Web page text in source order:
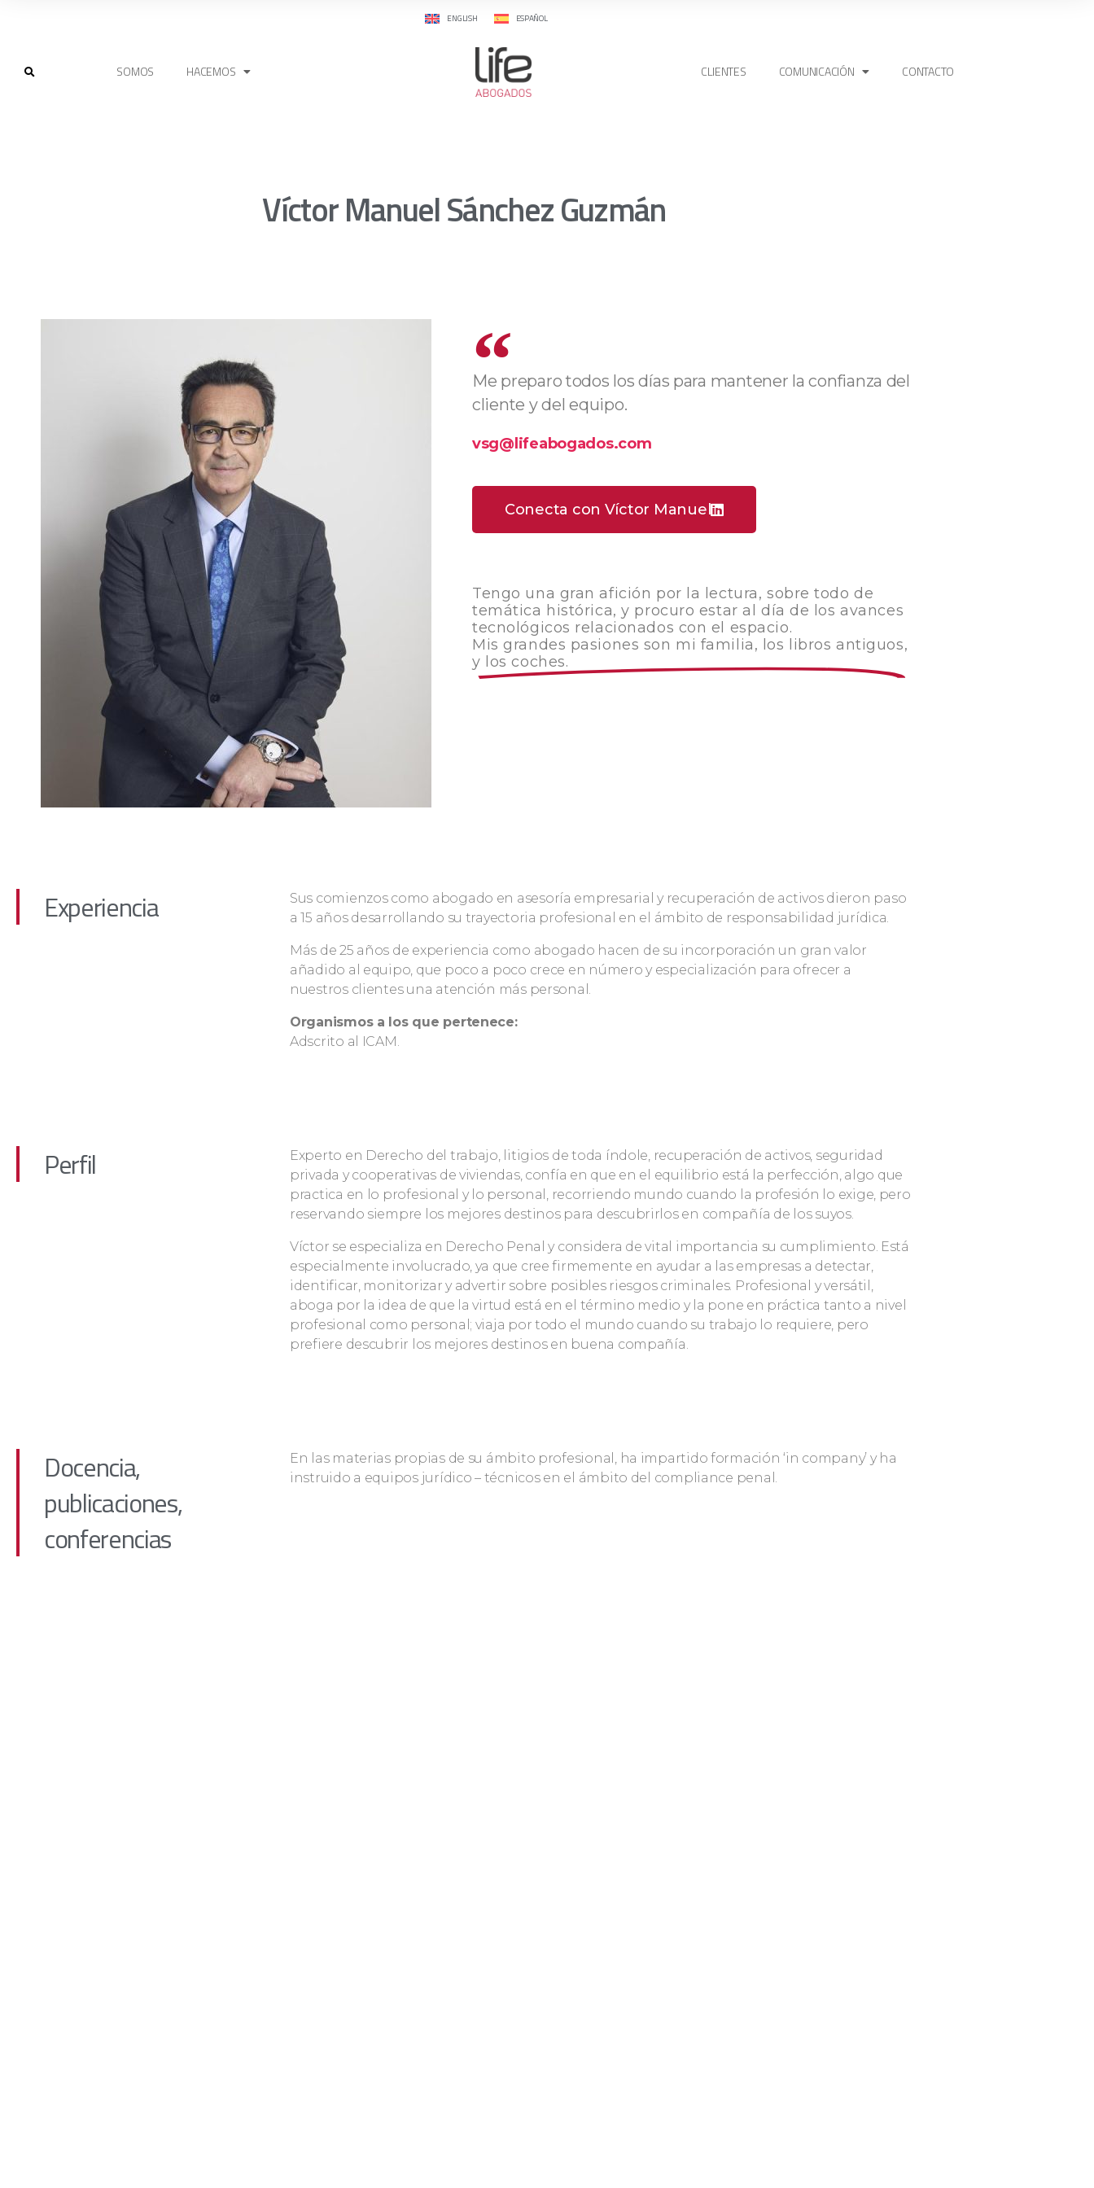
ENGLISH ESPAÑOL
SOMOS HACEMOS CLIENTES COMUNICACIÓN CONTACTO
Víctor Manuel Sánchez Guzmán
Me preparo todos los días para mantener la confianza del
cliente y del equipo.
vsg@lifeabogados.com
Conecta con Víctor Manuel
Tengo una gran afición por la lectura, sobre todo de
temática histórica, y procuro estar al día de los avances
tecnológicos relacionados con el espacio.
Mis grandes pasiones son mi familia, los libros antiguos,
y los coches.
Experiencia
Sus comienzos como abogado en asesoría empresarial y recuperación de activos dieron paso
a 15 años desarrollando su trayectoria profesional en el ámbito de responsabilidad jurídica.
Más de 25 años de experiencia como abogado hacen de su incorporación un gran valor
añadido al equipo, que poco a poco crece en número y especialización para ofrecer a
nuestros clientes una atención más personal.
Organismos a los que pertenece:
Adscrito al ICAM.
Perfil
Experto en Derecho del trabajo, litigios de toda índole, recuperación de activos, seguridad
privada y cooperativas de viviendas, confía en que en el equilibrio está la perfección, algo que
practica en lo profesional y lo personal, recorriendo mundo cuando la profesión lo exige, pero
reservando siempre los mejores destinos para descubrirlos en compañía de los suyos.
Víctor se especializa en Derecho Penal y considera de vital importancia su cumplimiento. Está
especialmente involucrado, ya que cree firmemente en ayudar a las empresas a detectar,
identificar, monitorizar y advertir sobre posibles riesgos criminales. Profesional y versátil,
aboga por la idea de que la virtud está en el término medio y la pone en práctica tanto a nivel
profesional como personal; viaja por todo el mundo cuando su trabajo lo requiere, pero
prefiere descubrir los mejores destinos en buena compañía.
Docencia,
publicaciones,
conferencias
En las materias propias de su ámbito profesional, ha impartido formación ‘in company’ y ha
instruido a equipos jurídico – técnicos en el ámbito del compliance penal.